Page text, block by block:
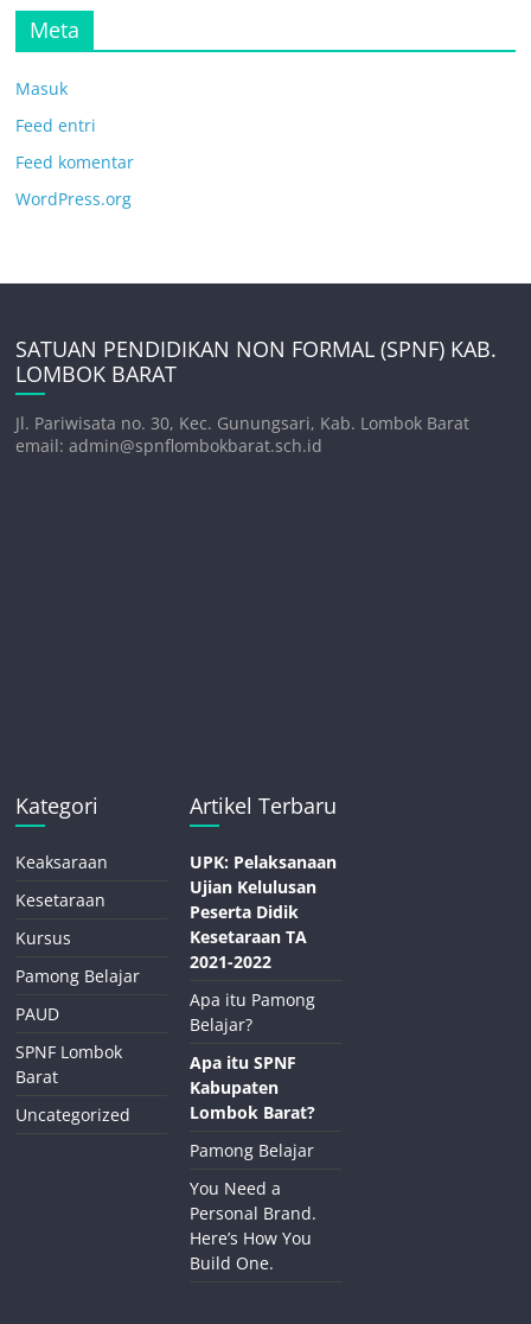
Meta
Masuk
Feed entri
Feed komentar
WordPress.org
SATUAN PENDIDIKAN NON FORMAL (SPNF) KAB.
LOMBOK BARAT
Jl. Pariwisata no. 30, Kec. Gunungsari, Kab. Lombok Barat
email: admin@spnflombokbarat.sch.id
Kategori
Keaksaraan
Kesetaraan
Kursus
Pamong Belajar
PAUD
SPNF Lombok
Barat
Uncategorized
Artikel Terbaru
UPK: Pelaksanaan
Ujian Kelulusan
Peserta Didik
Kesetaraan TA
2021-2022
Apa itu Pamong
Belajar?
Apa itu SPNF
Kabupaten
Lombok Barat?
Pamong Belajar
You Need a
Personal Brand.
Here’s How You
Build One.